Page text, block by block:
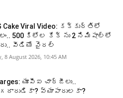
Cake Viral Video: కక్కుర్తిలో
500 కిలోల కేక్ ను 2 నిమిషాల్లో
వీడియో వైరల్
8 August 2026, 10:45 AM
యూపీఐ చార్జీలు..
వ్యాపారులకా?